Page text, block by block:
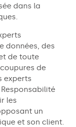
dans la
données, des
de toute
de
experts
les
un
et son client.